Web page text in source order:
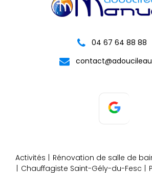
04 67 64 88 88
Activités
Rénovation de salle de
Chauffagiste Saint-Gély-du-Fesc